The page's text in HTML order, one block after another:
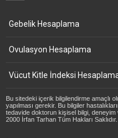
Gebelik Hesaplama
Ovulasyon Hesaplama
Vücut Kitle İndeksi
Bu sitedeki içerik bilgilendirme amaçlı
yapılması gerekir. Bu bilgiler
tedavide doktorun kişisel bilgi,
2000 İrfan Tarhan Tüm Hakları Saklıdır.